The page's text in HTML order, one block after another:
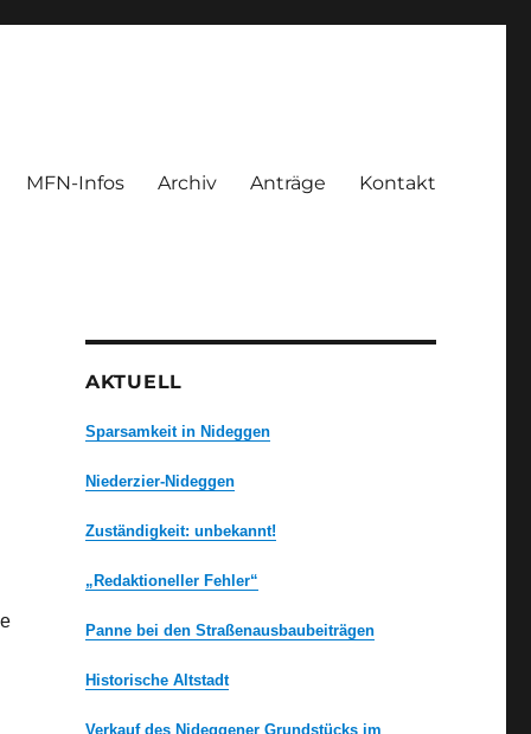
MFN-Infos Archiv Anträge Kontakt
AKTUELL
Sparsamkeit in Nideggen
Niederzier-Nideggen
Zuständigkeit: unbekannt!
„Redaktioneller Fehler“
Panne bei den Straßenausbaubeiträgen
Historische Altstadt
Verkauf des Nideggener Grundstücks im